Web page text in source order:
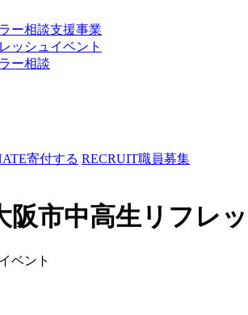
ー相談支援事業
ッシュイベント
ー相談
寄付する RECRUIT職員募集
阪市中高生リフレ